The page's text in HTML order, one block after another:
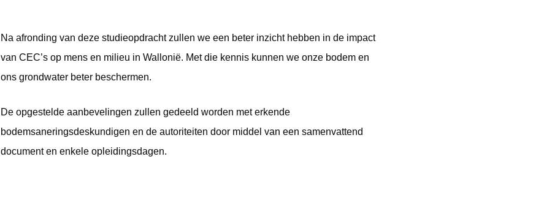
Na afronding van deze studieopdracht zullen we een beter inzicht hebben in de impact
van CEC’s op mens en milieu in Wallonië. Met die kennis kunnen we onze bodem en
ons grondwater beter beschermen.
De opgestelde aanbevelingen zullen gedeeld worden met erkende
bodemsaneringsdeskundigen en de autoriteiten door middel van een samenvattend
document en enkele opleidingsdagen.